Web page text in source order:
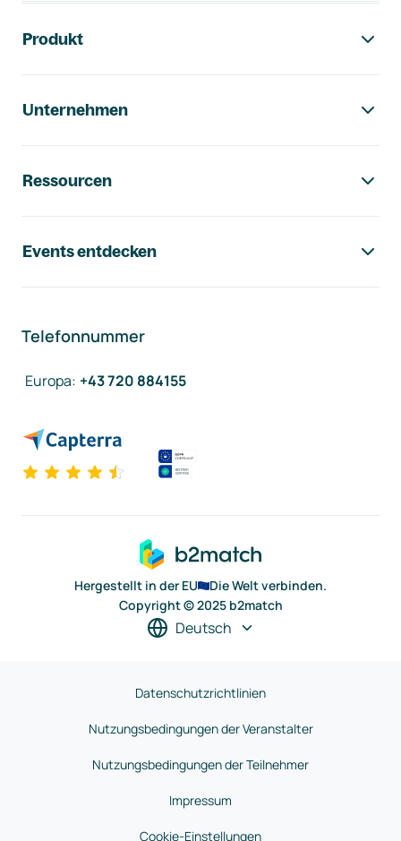
Produkt
Unternehmen
Ressourcen
Events entdecken
Telefonnummer
Europa: +43 720 884155
Hergestellt in der EU
Die Welt verbinden.
Copyright © 2025 b2match
Deutsch
Datenschutzrichtlinien
Nutzungsbedingungen der Veranstalter
Nutzungsbedingungen der Teilnehmer
Impressum
Cookie-Einstellungen